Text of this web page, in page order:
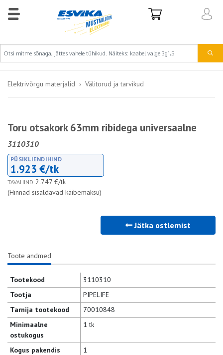
Elektrivõrgu materjalid Välitorud ja tarvikud
Toru otsakork 63mm ribidega universaalne
3110310
PÜSIKLIENDIHIND
1.923 €/tk
TAVAHIND 2.747 €/tk
(Hinnad sisaldavad käibemaksu)
Jätka ostlemist
Toote andmed
Tootekood
3110310
Tootja
PIPELIFE
Tarnija tootekood
70010848
Minimaalne
ostukogus
1 tk
Kogus pakendis 1